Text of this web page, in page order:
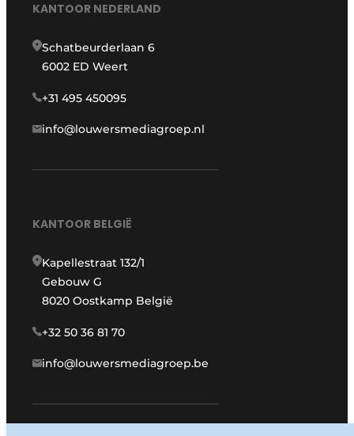
KANTOOR NEDERLAND
Schatbeurderlaan 6
6002 ED Weert
+31 495 450095
info@louwersmediagroep.nl
KANTOOR BELGIË
Kapellestraat 132/1
Gebouw G
8020 Oostkamp België
+32 50 36 81 70
info@louwersmediagroep.be